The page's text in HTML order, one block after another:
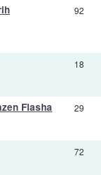
92
18
Flasha 29
72